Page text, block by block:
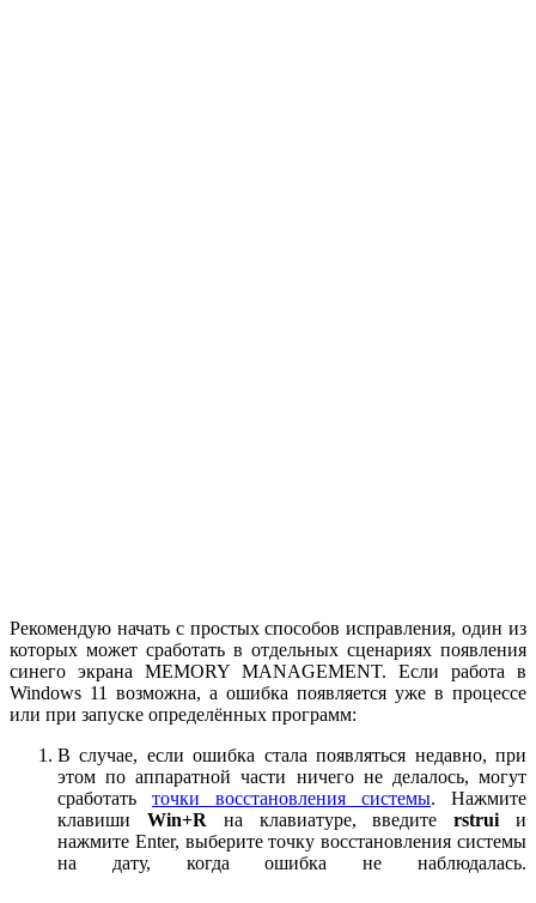
Рекомендую начать с простых способов исправления, один из
которых может сработать в отдельных сценариях появления
синего экрана MEMORY MANAGEMENT. Если работа в
Windows 11 возможна, а ошибка появляется уже в процессе
или при запуске определённых программ:
В случае, если ошибка стала появляться недавно, при
этом по аппаратной части ничего не делалось, могут
сработать точки восстановления системы. Нажмите
клавиши Win+R на клавиатуре, введитеrstrui и
нажмите Enter, выберите точку восстановления системы
на дату, когда ошибка не наблюдалась.